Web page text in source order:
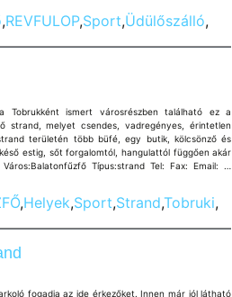
,REVFULOP,Sport,Üdülőszálló,
Tobrukként ismert városrészben található ez a
strand, melyet csendes, vadregényes, érintetlen
területén több büfé, egy butik, kölcsönző és
estig, sőt forgalomtól, hangulattól függően akár
Típus:strand Tel: Fax: Email: …
,Helyek,Sport,Strand,Tobruki,
fogadja az ide érkezőket. Innen már jól látható